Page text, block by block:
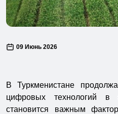
09 Июнь 2026
В Туркменистане
цифровых технологий в
становится важным